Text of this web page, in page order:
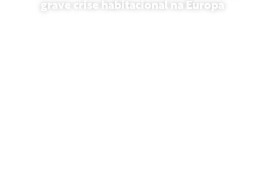
grave crise habitacional na Europa